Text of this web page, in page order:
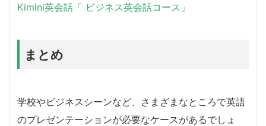
Kimini英会話「 ビジネス英会話コース」
まとめ
学校やビジネスシーンなど、さまざまなところで英語
のプレゼンテーションが必要なケースがあるでしょ